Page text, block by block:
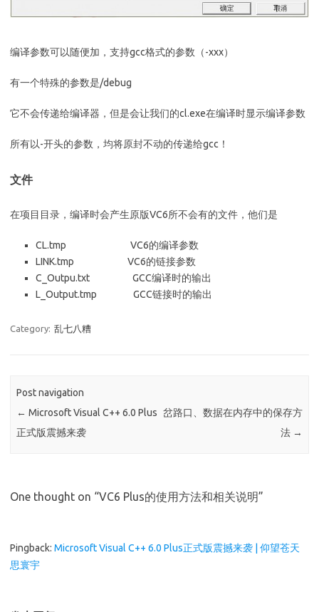
编译参数可以随便加，支持gcc格式的参数（-xxx）
有一个特殊的参数是/debug
它不会传递给编译器，但是会让我们的cl.exe在编译时显示编译参数
所有以-开头的参数，均将原封不动的传递给gcc！
文件
在项目目录，编译时会产生原版VC6所不会有的文件，他们是
CL.tmp VC6的编译参数
LINK.tmp VC6的链接参数
C_Outpu.txt GCC编译时的输出
L_Output.tmp GCC链接时的输出
Category: 乱七八糟
Post navigation
← Microsoft Visual C++ 6.0 Plus
正式版震撼来袭
岔路口、数据在内存中的保存方
法 →
One thought on “VC6 Plus的使用方法和相关说明”
Pingback: Microsoft Visual C++ 6.0 Plus正式版震撼来袭 | 仰望苍天
思寰宇